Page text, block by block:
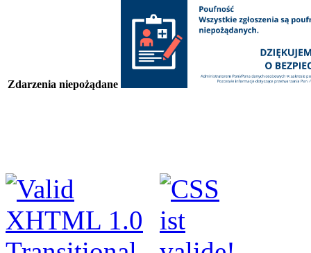
Zdarzenia niepożądane